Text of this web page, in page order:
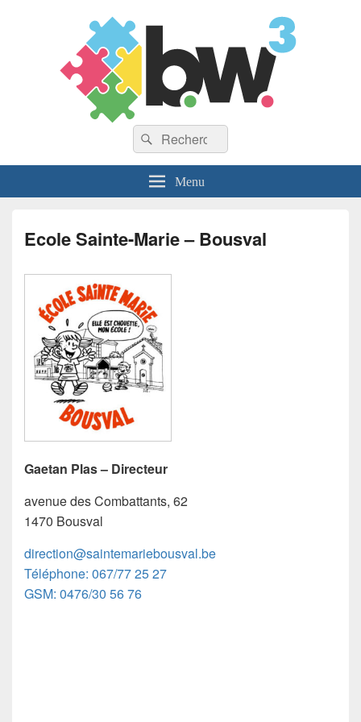
Recherche :
Rechercher
Menu
Ecole Sainte-Marie – Bousval
Gaetan Plas – Directeur
avenue des Combattants, 62
1470 Bousval
direction@saintemariebousval.be
Téléphone: 067/77 25 27
GSM: 0476/30 56 76